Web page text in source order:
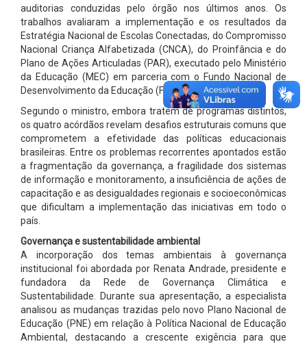
auditorias conduzidas pelo órgão nos últimos anos. Os
trabalhos avaliaram a implementação e os resultados da
Estratégia Nacional de Escolas Conectadas, do Compromisso
Nacional Criança Alfabetizada (CNCA), do Proinfância e do
Plano de Ações Articuladas (PAR), executado pelo Ministério
da Educação (MEC) em parceria com o Fundo Nacional de
Desenvolvimento da Educação (FNDE).
Segundo o ministro, embora tratem de programas distintos,
os quatro acórdãos revelam desafios estruturais comuns que
comprometem a efetividade das políticas educacionais
brasileiras. Entre os problemas recorrentes apontados estão
a fragmentação da governança, a fragilidade dos sistemas
de informação e monitoramento, a insuficiência de ações de
capacitação e as desigualdades regionais e socioeconômicas
que dificultam a implementação das iniciativas em todo o
país.
Governança e sustentabilidade ambiental
A incorporação dos temas ambientais à governança
institucional foi abordada por Renata Andrade, presidente e
fundadora da Rede de Governança Climática e
Sustentabilidade. Durante sua apresentação, a especialista
analisou as mudanças trazidas pelo novo Plano Nacional de
Educação (PNE) em relação à Política Nacional de Educação
Ambiental, destacando a crescente exigência para que